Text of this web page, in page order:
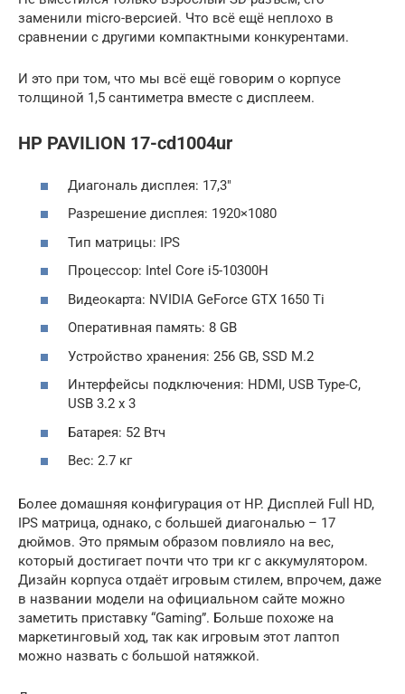
заменили micro-версией. Что всё ещё неплохо в
сравнении с другими компактными конкурентами.
И это при том, что мы всё ещё говорим о корпусе
толщиной 1,5 сантиметра вместе с дисплеем.
HP PAVILION 17-cd1004ur
Диагональ дисплея: 17,3″
Разрешение дисплея: 1920×1080
Тип матрицы: IPS
Процессор: Intel Core i5-10300H
Видеокарта: NVIDIA GeForce GTX 1650 Ti
Оперативная память: 8 GB
Устройство хранения: 256 GB, SSD M.2
Интерфейсы подключения: HDMI, USB Type-C,
USB 3.2 x 3
Батарея: 52 Втч
Вес: 2.7 кг
Более домашняя конфигурация от HP. Дисплей Full HD,
IPS матрица, однако, с большей диагональю – 17
дюймов. Это прямым образом повлияло на вес,
который достигает почти что три кг с аккумулятором.
Дизайн корпуса отдаёт игровым стилем, впрочем, даже
в названии модели на официальном сайте можно
заметить приставку “Gaming”. Больше похоже на
маркетинговый ход, так как игровым этот лаптоп
можно назвать с большой натяжкой.